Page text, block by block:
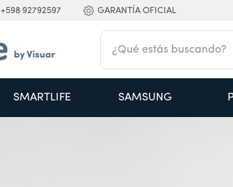
92792597 GARANTÍA OFICIAL
¿Qué estás buscando?
SMARTLIFE SAMSUNG
1.
digital